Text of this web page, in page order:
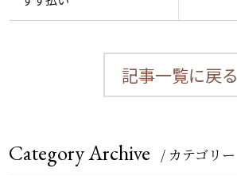
記事一覧に戻る
Category Archive / カテゴリー